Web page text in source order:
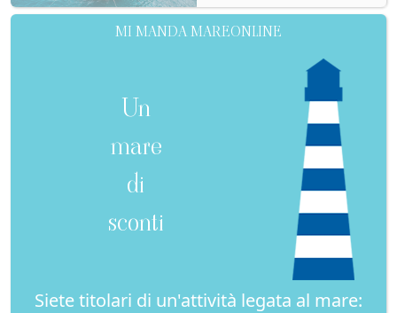
MI MANDA MAREONLINE
Un
mare
di
sconti
Siete titolari di un'attività legata al mare: